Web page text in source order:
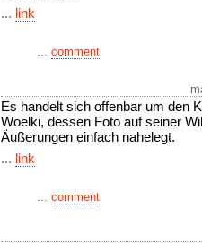
... link
... comment
Es handelt sich offenbar um den
Woelki, dessen Foto auf seiner
Äußerungen einfach nahelegt.
... link
... comment